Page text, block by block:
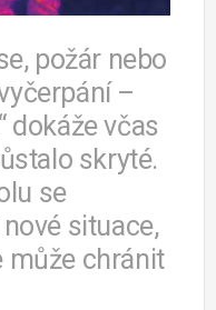
požár nebo
–
dokáže včas
skryté.
se
situace,
může chránit